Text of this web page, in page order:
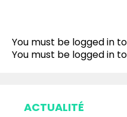
You must be logged in
You must be logged in
ACTUALITÉ